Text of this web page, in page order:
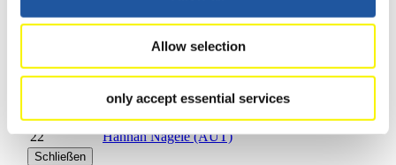
Allow selection
only accept essential services
16
Nadja Loder (CAN)
Lea Krissakova (SVK)
19
Mihaela Ionela Boca (ROU)
Nadine Staffler (ITA)
21
Jenny Castiglioni (ITA)
22
Hannah Nagele (AUT)
Schließen